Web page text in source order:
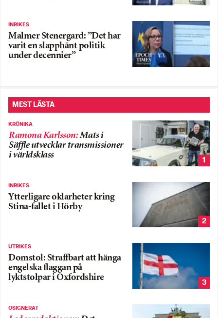
INRIKES
Malmer Stenergard: ”Det har
varit en slapphänt politik
under decennier”
MEST LÄSTA
KRÖNIKA
Ramona Karlsson:Mats i
Säffle utvecklar transmissioner
i världsklass
1
INRIKES
Ytterligare oklarheter kring
Stina-fallet i Hörby
2
UTRIKES
Domstol: Straffbart att hänga
engelska flaggan på
lyktstolpar i Oxfordshire
3
OSIGNERAT